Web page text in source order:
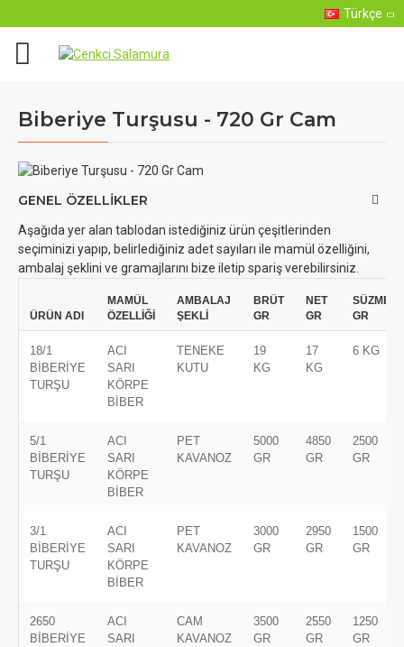
Türkçe
Biberiye Turşusu - 720 Gr Cam
GENEL ÖZELLIKLER
Aşağıda yer alan tablodan istediğiniz ürün çeşitlerinden
seçiminizi yapıp, belirlediğiniz adet sayıları ile mamül özelliğini,
ambalaj şeklini ve gramajlarını bize iletip spariş verebilirsiniz.
ÜRÜN ADI
MAMÜL
ÖZELLİĞİ
AMBALAJ
ŞEKLİ
BRÜT
GR
NET
GR
SÜZME
GR
18/1
BİBERİYE
TURŞU
ACI
SARI
KÖRPE
BİBER
TENEKE
KUTU
19
KG
17
KG
6 KG
5/1
BİBERİYE
TURŞU
ACI
SARI
KÖRPE
BİBER
PET
KAVANOZ
5000
GR
4850
GR
2500
GR
3/1
BİBERİYE
TURŞU
ACI
SARI
KÖRPE
BİBER
PET
KAVANOZ
3000
GR
2950
GR
1500
GR
2650
BİBERİYE
ACI
SARI
CAM
KAVANOZ
3500
GR
2550
GR
1250
GR